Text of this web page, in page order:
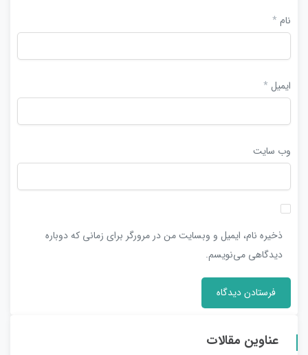
نام *
ایمیل *
وب‌ سایت
ذخیره نام، ایمیل و وبسایت من در مرورگر برای زمانی که دوباره
دیدگاهی می‌نویسم.
عناوین مقالات